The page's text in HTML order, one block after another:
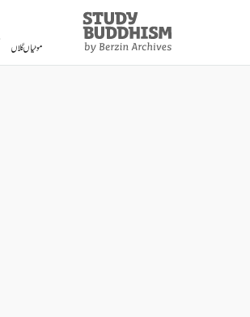
Study
Buddhism
Home
موٹیاں گلاں